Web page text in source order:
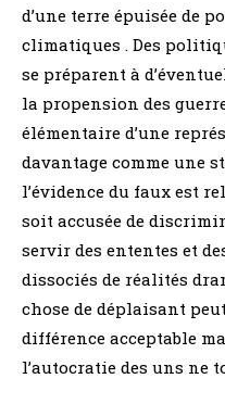
d’une terre épuisée de
climatiques . Des
se préparent à
la propension des
élémentaire d’une
davantage comme une
l’évidence du faux est
soit accusée de
servir des ententes et
dissociés de réalités
chose de déplaisant
différence acceptable
l’autocratie des uns ne